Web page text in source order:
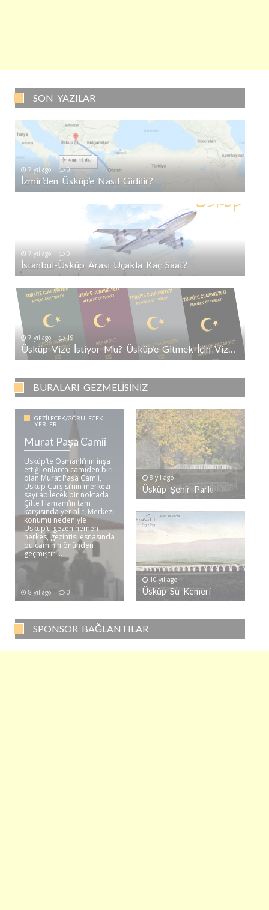
SON YAZILAR
7 yıl ago 0
İzmir’den Üsküp’e Nasıl Gidilir?
7 yıl ago 0
İstanbul-Üsküp Arası Uçakla Kaç Saat?
7 yıl ago 19
Üsküp Vize İstiyor Mu? Üsküp’e Gitmek İçin Vize Gerekli Mi?
BURALARI GEZMELISINIZ
GEZILECEK/GÖRÜLECEK
YERLER
Murat Paşa Camii
Üsküp’te Osmanlı’nın inşa
ettiği onlarca camiden biri
olan Murat Paşa Camii,
Üsküp Çarşısı’nın merkezi
sayılabilecek bir noktada
Çifte Hamam’ın tam
karşısında yer alır. Merkezi
konumu nedeniyle
Üsküp’ü gezen hemen
herkes, gezintisi esnasında
bu caminin önünden
geçmiştir. ..
8 yıl ago 0
8 yıl ago
Üsküp Şehir Parkı
10 yıl ago
Üsküp Su Kemeri
SPONSOR BAĞLANTILAR